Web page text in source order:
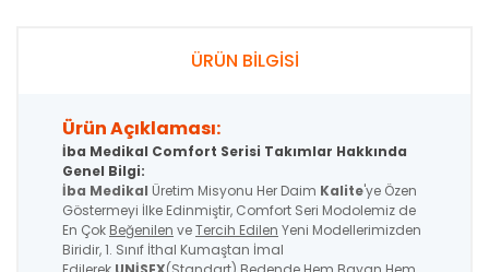
ÜRÜN BİLGİSİ
Ürün Açıklaması:
İba Medikal Comfort Serisi Takımlar Hakkında
Genel Bilgi:
İba Medikal Üretim Misyonu Her Daim Kalite'ye Özen
Göstermeyi İlke Edinmiştir, Comfort Seri Modolemiz de
En Çok Beğenilen veTercih Edilen Yeni Modellerimizden
Biridir, 1. Sınıf İthal Kumaştan İmal